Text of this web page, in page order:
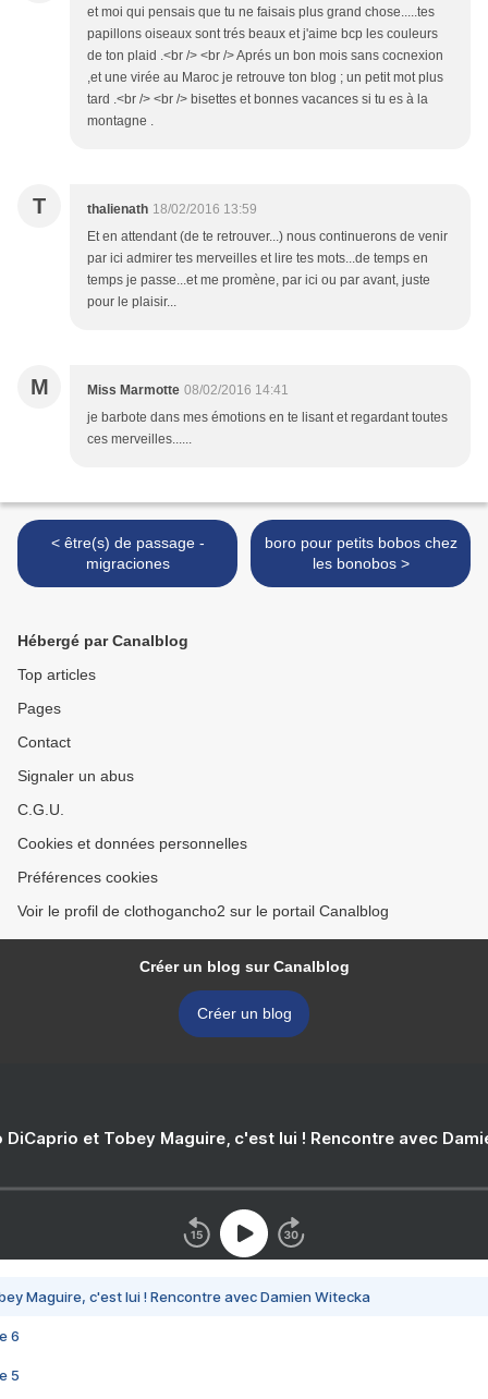
et moi qui pensais que tu ne faisais plus grand chose.....tes
papillons oiseaux sont trés beaux et j'aime bcp les couleurs
de ton plaid .<br /> <br /> Aprés un bon mois sans cocnexion
,et une virée au Maroc je retrouve ton blog ; un petit mot plus
tard .<br /> <br /> bisettes et bonnes vacances si tu es à la
montagne .
T thalienath 18/02/2016 13:59
Et en attendant (de te retrouver...) nous continuerons de venir
par ici admirer tes merveilles et lire tes mots...de temps en
temps je passe...et me promène, par ici ou par avant, juste
pour le plaisir...
M Miss Marmotte 08/02/2016 14:41
je barbote dans mes émotions en te lisant et regardant toutes
ces merveilles......
< être(s) de passage -
migraciones
boro pour petits bobos chez
les bonobos >
Hébergé par Canalblog
Top articles
Pages
Contact
Signaler un abus
C.G.U.
Cookies et données personnelles
Préférences cookies
Voir le profil de clothogancho2 sur le portail Canalblog
Créer un blog sur Canalblog
Créer un blog
DiCaprio et Tobey Maguire, c'est lui ! Rencontre avec
Maguire, c'est lui ! Rencontre avec Damien Witecka
6
5